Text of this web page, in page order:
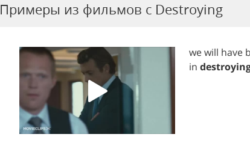
Примеры из фильмов c Destroying
wewill have
in